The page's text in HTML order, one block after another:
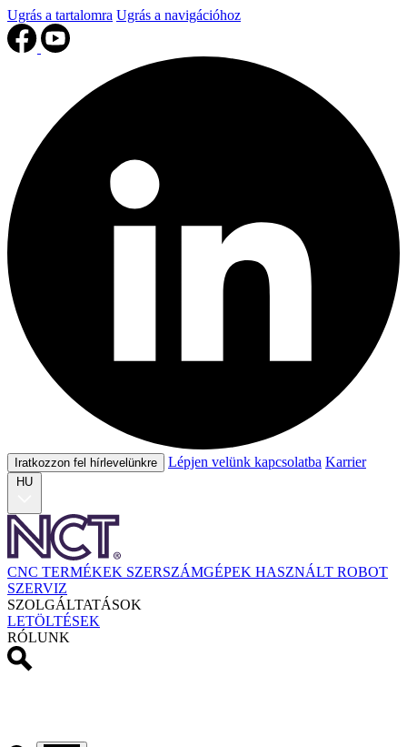
Ugrás a tartalomra Ugrás a navigációhoz
Iratkozzon fel hírlevelünkre Lépjen velünk kapcsolatba Karrier
HU
CNC TERMÉKEK SZERSZÁMGÉPEK HASZNÁLT ROBOT
SZERVIZ
SZOLGÁLTATÁSOK
LETÖLTÉSEK
RÓLUNK